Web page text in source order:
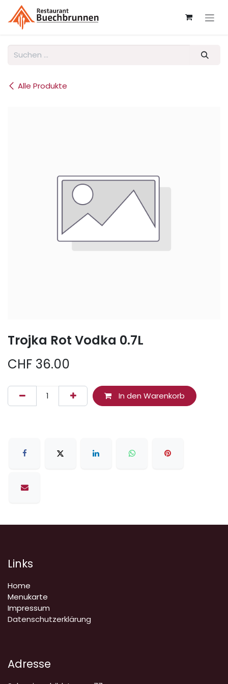
Zum Inhalt springen
Alle Produkte
Trojka Rot Vodka 0.7L
CHF 36.00
In den Warenkorb
Links
Home
Menukarte
Impressum
Datenschutzerklärung
Adresse